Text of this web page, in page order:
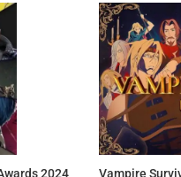
2024
Vampire